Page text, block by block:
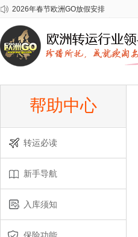
2026年春节欧洲GO放假安排
关于爱他美问题批次奶粉召回事宜
帮助中心
转运必读
新手导航
入库须知